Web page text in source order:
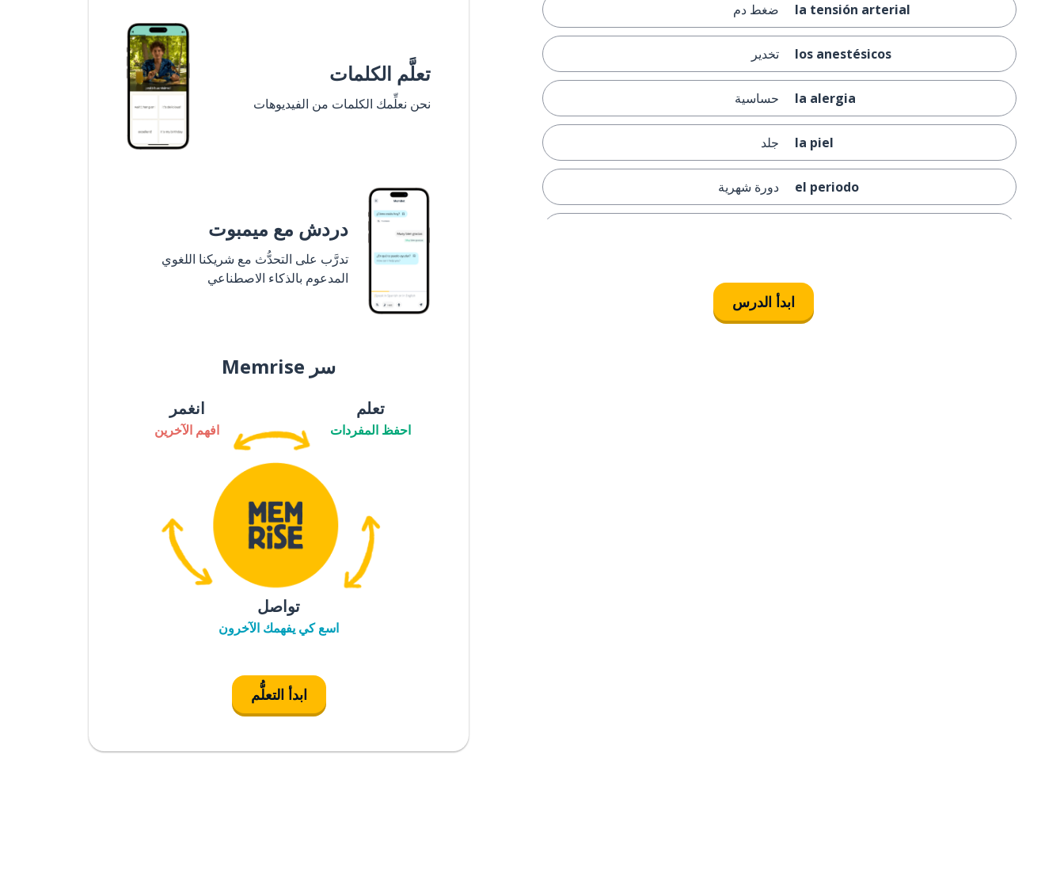
la tensión arterial ضغط دم
los anestésicos تخدير
la alergia حساسية
la piel جلد
el periodo دورة شهرية
el ejercicio التمرين
ابدأ الدرس
تعلَّم الكلمات
نحن نعلِّمك الكلمات من الفيديوهات
دردش مع ميمبوت
تدرَّب على التحدُّث مع شريكنا اللغوي
المدعوم بالذكاء الاصطناعي
سر Memrise
تعلم
احفظ المفردات
انغمر
افهم الآخرين
تواصل
اسع كي يفهمك الآخرون
ابدأ التعلُّم